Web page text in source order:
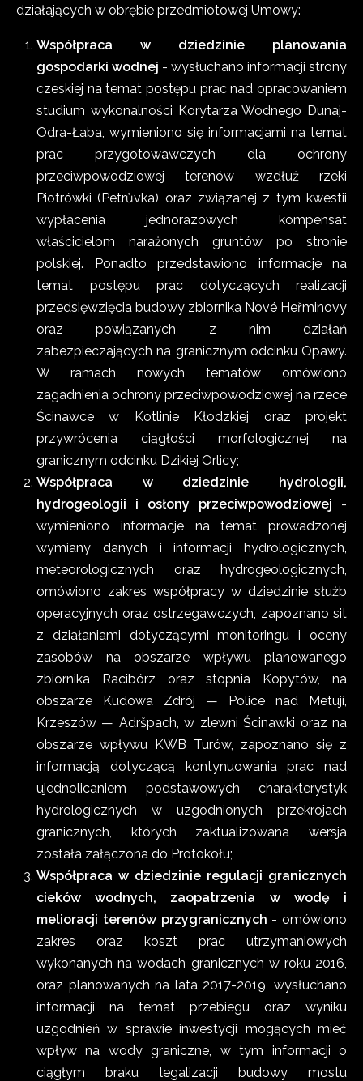
działających w obrębie przedmiotowej Umowy:
Współpraca w dziedzinie planowania
gospodarki wodnej - wysłuchano informacji strony
czeskiej na temat postępu prac nad opracowaniem
studium wykonalności Korytarza Wodnego Dunaj-
Odra-Łaba, wymieniono się informacjami na temat
prac przygotowawczych dla ochrony
przeciwpowodziowej terenów wzdłuż rzeki
Piotrówki (Petrůvka) oraz związanej z tym kwestii
wypłacenia jednorazowych kompensat
właścicielom narażonych gruntów po stronie
polskiej. Ponadto przedstawiono informacje na
temat postępu prac dotyczących realizacji
przedsięwzięcia budowy zbiornika Nové Heřminovy
oraz powiązanych z nim działań
zabezpieczających na granicznym odcinku Opawy.
W ramach nowych tematów omówiono
zagadnienia ochrony przeciwpowodziowej na rzece
Ścinawce w Kotlinie Kłodzkiej oraz projekt
przywrócenia ciągłości morfologicznej na
granicznym odcinku Dzikiej Orlicy;
Współpraca w dziedzinie hydrologii,
hydrogeologii i osłony przeciwpowodziowej -
wymieniono informacje na temat prowadzonej
wymiany danych i informacji hydrologicznych,
meteorologicznych oraz hydrogeologicznych,
omówiono zakres współpracy w dziedzinie służb
operacyjnych oraz ostrzegawczych, zapoznano sit
z działaniami dotyczącymi monitoringu i oceny
zasobów na obszarze wpływu planowanego
zbiornika Racibórz oraz stopnia Kopytów, na
obszarze Kudowa Zdrój — Police nad Metují,
Krzeszów — Adršpach, w zlewni Ścinawki oraz na
obszarze wpływu KWB Turów, zapoznano się z
informacją dotyczącą kontynuowania prac nad
ujednolicaniem podstawowych charakterystyk
hydrologicznych w uzgodnionych przekrojach
granicznych, których zaktualizowana wersja
została załączona do Protokołu;
Współpraca w dziedzinie regulacji granicznych
cieków wodnych, zaopatrzenia w wodę i
melioracji terenów przygranicznych - omówiono
zakres oraz koszt prac utrzymaniowych
wykonanych na wodach granicznych w roku 2016,
oraz planowanych na lata 2017-2019, wysłuchano
informacji na temat przebiegu oraz wyniku
uzgodnień w sprawie inwestycji mogących mieć
wpływ na wody graniczne, w tym informacji o
ciągłym braku legalizacji budowy mostu